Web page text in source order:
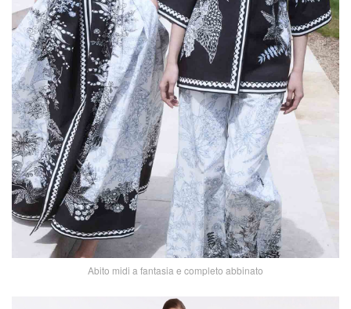
Abito midi a fantasia e completo abbinato